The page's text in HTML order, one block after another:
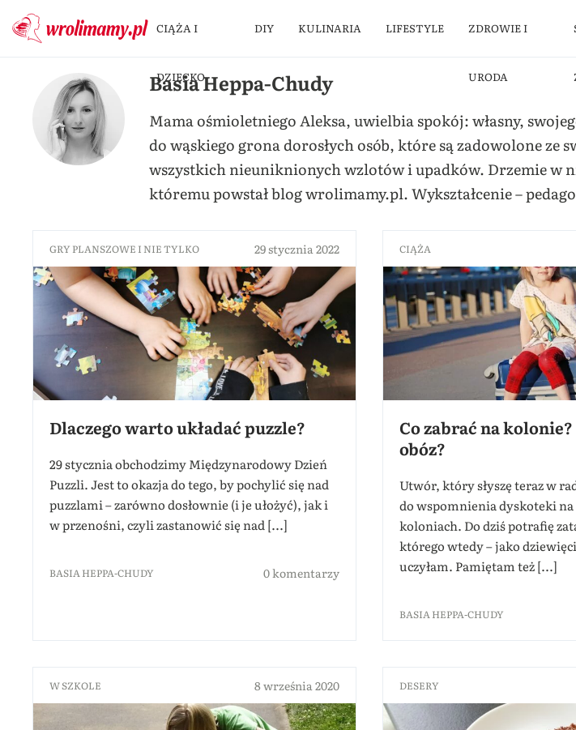
CIĄŻA I
DZIECKO
DIY KULINARIA LIFESTYLE ZDROWIE I
URODA
Basia Heppa-Chudy
Mama ośmioletniego Aleksa, uwielbia spokój: własny,
do wąskiego grona dorosłych osób, które są zadowolone ze
wszystkich nieuniknionych wzlotów i upadków. Drzemie w
któremu powstał blog wrolimamy.pl. Wykształcenie –
GRY PLANSZOWE I NIE TYLKO 29 stycznia 2022
Dlaczego warto układać puzzle?
29 stycznia obchodzimy Międzynarodowy Dzień
Puzzli. Jest to okazja do tego, by pochylić się nad
puzzlami – zarówno dosłownie (i je ułożyć), jak i
w przenośni, czyli zastanowić się nad [...]
BASIA HEPPA-CHUDY 0 komentarzy
CIĄŻA
Co zabrać na
obóz?
Utwór, który słyszę teraz w
do wspomnienia dyskoteki
koloniach. Do dziś potrafię
którego wtedy – jako
uczyłam. Pamiętam też [...]
BASIA HEPPA-CHUDY
W SZKOLE 8 września 2020 DESERY